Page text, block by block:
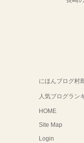
にほんブログ村
人気ブログラン
HOME
Site Map
Login